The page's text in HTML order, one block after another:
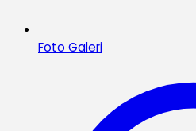
Foto Galeri